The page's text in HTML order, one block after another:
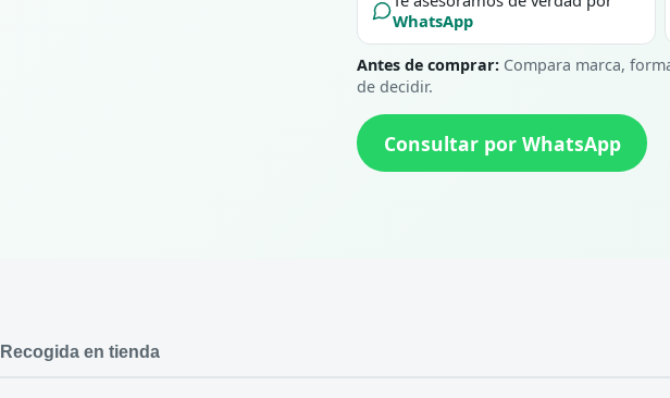
WhatsApp
Antes de comprar: Compara marca,
de decidir.
Consultar por WhatsApp
Recogida en tienda